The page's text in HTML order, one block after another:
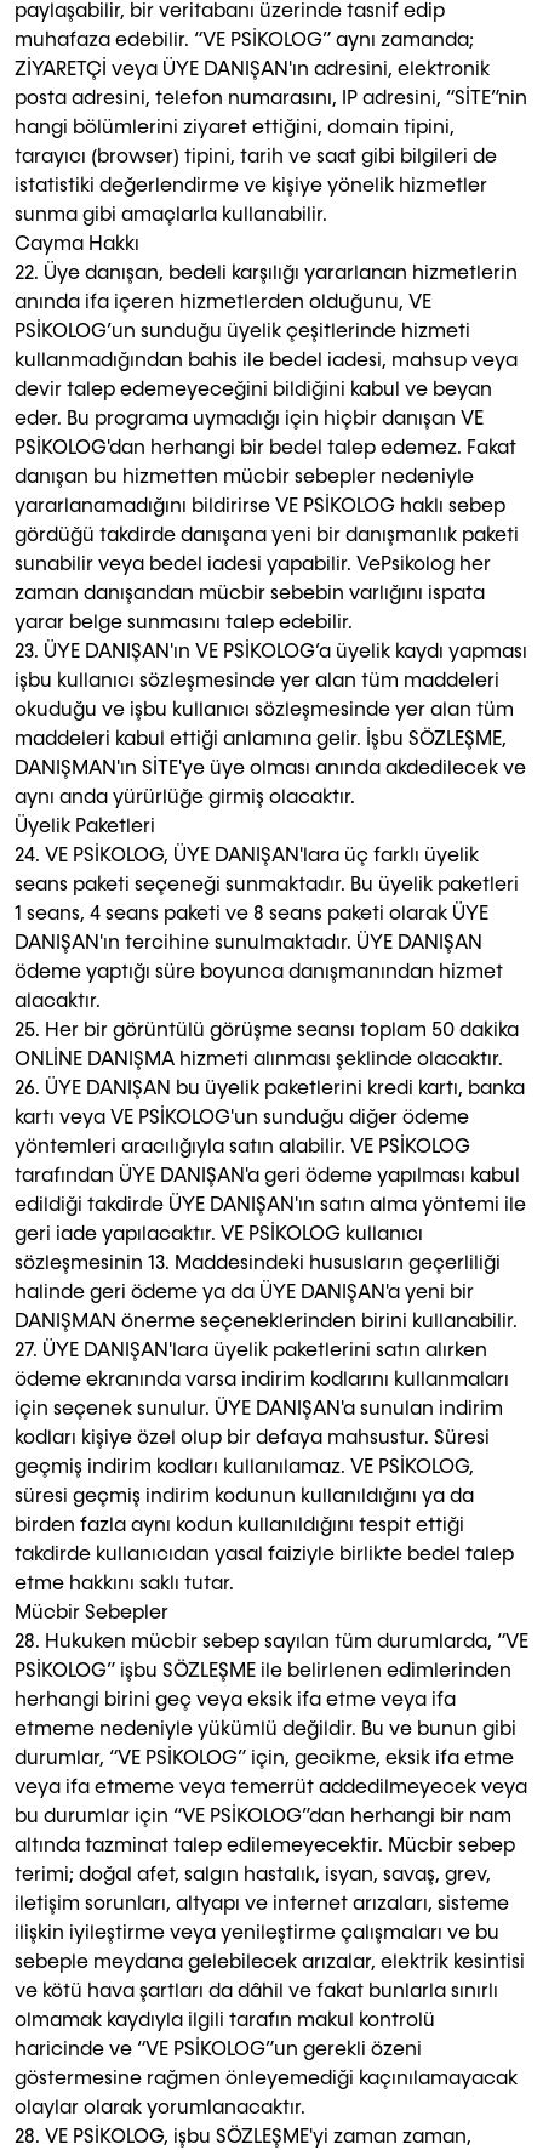
paylaşabilir, bir veritabanı üzerinde tasnif edip
muhafaza edebilir. “VE PSİKOLOG” aynı zamanda;
ZİYARETÇİ veya ÜYE DANIŞAN'ın adresini, elektronik
posta adresini, telefon numarasını, IP adresini, “SİTE”nin
hangi bölümlerini ziyaret ettiğini, domain tipini,
tarayıcı (browser) tipini, tarih ve saat gibi bilgileri de
istatistiki değerlendirme ve kişiye yönelik hizmetler
sunma gibi amaçlarla kullanabilir.
Cayma Hakkı
22. Üye danışan, bedeli karşılığı yararlanan hizmetlerin
anında ifa içeren hizmetlerden olduğunu, VE
PSİKOLOG’un sunduğu üyelik çeşitlerinde hizmeti
kullanmadığından bahis ile bedel iadesi, mahsup veya
devir talep edemeyeceğini bildiğini kabul ve beyan
eder. Bu programa uymadığı için hiçbir danışan VE
PSİKOLOG'dan herhangi bir bedel talep edemez. Fakat
danışan bu hizmetten mücbir sebepler nedeniyle
yararlanamadığını bildirirse VE PSİKOLOG haklı sebep
gördüğü takdirde danışana yeni bir danışmanlık paketi
sunabilir veya bedel iadesi yapabilir. VePsikolog her
zaman danışandan mücbir sebebin varlığını ispata
yarar belge sunmasını talep edebilir.
23. ÜYE DANIŞAN'ın VE PSİKOLOG’a üyelik kaydı yapması
işbu kullanıcı sözleşmesinde yer alan tüm maddeleri
okuduğu ve işbu kullanıcı sözleşmesinde yer alan tüm
maddeleri kabul ettiği anlamına gelir. İşbu SÖZLEŞME,
DANIŞMAN'ın SİTE'ye üye olması anında akdedilecek ve
aynı anda yürürlüğe girmiş olacaktır.
Üyelik Paketleri
24. VE PSİKOLOG, ÜYE DANIŞAN'lara üç farklı üyelik
seans paketi seçeneği sunmaktadır. Bu üyelik paketleri
1 seans, 4 seans paketi ve 8 seans paketi olarak ÜYE
DANIŞAN'ın tercihine sunulmaktadır. ÜYE DANIŞAN
ödeme yaptığı süre boyunca danışmanından hizmet
alacaktır.
25. Her bir görüntülü görüşme seansı toplam 50 dakika
ONLİNE DANIŞMA hizmeti alınması şeklinde olacaktır.
26. ÜYE DANIŞAN bu üyelik paketlerini kredi kartı, banka
kartı veya VE PSİKOLOG'un sunduğu diğer ödeme
yöntemleri aracılığıyla satın alabilir. VE PSİKOLOG
tarafından ÜYE DANIŞAN'a geri ödeme yapılması kabul
edildiği takdirde ÜYE DANIŞAN'ın satın alma yöntemi ile
geri iade yapılacaktır. VE PSİKOLOG kullanıcı
sözleşmesinin 13. Maddesindeki hususların geçerliliği
halinde geri ödeme ya da ÜYE DANIŞAN'a yeni bir
DANIŞMAN önerme seçeneklerinden birini kullanabilir.
27. ÜYE DANIŞAN'lara üyelik paketlerini satın alırken
ödeme ekranında varsa indirim kodlarını kullanmaları
için seçenek sunulur. ÜYE DANIŞAN'a sunulan indirim
kodları kişiye özel olup bir defaya mahsustur. Süresi
geçmiş indirim kodları kullanılamaz. VE PSİKOLOG,
süresi geçmiş indirim kodunun kullanıldığını ya da
birden fazla aynı kodun kullanıldığını tespit ettiği
takdirde kullanıcıdan yasal faiziyle birlikte bedel talep
etme hakkını saklı tutar.
Mücbir Sebepler
28. Hukuken mücbir sebep sayılan tüm durumlarda, “VE
PSİKOLOG” işbu SÖZLEŞME ile belirlenen edimlerinden
herhangi birini geç veya eksik ifa etme veya ifa
etmeme nedeniyle yükümlü değildir. Bu ve bunun gibi
durumlar, “VE PSİKOLOG” için, gecikme, eksik ifa etme
veya ifa etmeme veya temerrüt addedilmeyecek veya
bu durumlar için “VE PSİKOLOG”dan herhangi bir nam
altında tazminat talep edilemeyecektir. Mücbir sebep
terimi; doğal afet, salgın hastalık, isyan, savaş, grev,
iletişim sorunları, altyapı ve internet arızaları, sisteme
ilişkin iyileştirme veya yenileştirme çalışmaları ve bu
sebeple meydana gelebilecek arızalar, elektrik kesintisi
ve kötü hava şartları da dâhil ve fakat bunlarla sınırlı
olmamak kaydıyla ilgili tarafın makul kontrolü
haricinde ve “VE PSİKOLOG”un gerekli özeni
göstermesine rağmen önleyemediği kaçınılamayacak
olaylar olarak yorumlanacaktır.
28. VE PSİKOLOG, işbu SÖZLEŞME'yi zaman zaman,